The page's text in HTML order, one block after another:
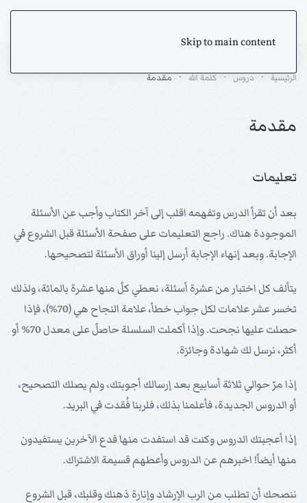
Skip to main content
الرئيسية دروس كلمة الله مقدمة
مقدمة
تعليمات
بعد أن تقرأ الدرس وتفهمه اقلب إلى آخر الكتاب وأجب عن الأسئلة
الموجودة هناك. راجع التعليمات على صفحة الأسئلة قبل الشروع في
الإجابة. وبعد إنهاء الإجابة أرسل إلينا أوراق الأسئلة لتصحيحها.
يتألف كل اختبار من عشرة أسئلة، نعطي كلً منها عشرة بالمائة، ولذلك
تخسر عشر علامات لكل جواب خطأ، علامة النجاح هي (70%)، فإذا
حصلت عليها نجحت. وإذا أكملت السلسلة حاصلً على معدل 70% أو
أكثر، نرسل لك شهادة وجائزة.
إذا مرّ حوالي ثلاثة أسابيع بعد إرسالك أجوبتك، ولم يصلك التصحيح،
أو الدروس الجديدة، فأعلمنا بذلك، فلربنا فُقدت في البريد.
إذا أعجبتك الدروس وكنت قد استفدت منها فدع الآخرين يستفيدون
منها أيضاً! اخبرهم عن الدروس وأعطهم قسيمة الاشتراك.
ننصحك أن تطلب من الرب الإرشاد وإنارة ذهنك وقلبك، قبل الشروع